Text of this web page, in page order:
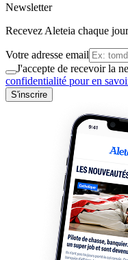
Newsletter
Recevez Aleteia chaque
Votre adresse email
J'accepte de recevoir la
confidentialité pour en
S'inscrire